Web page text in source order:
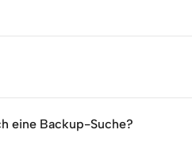
eine Backup-Suche?